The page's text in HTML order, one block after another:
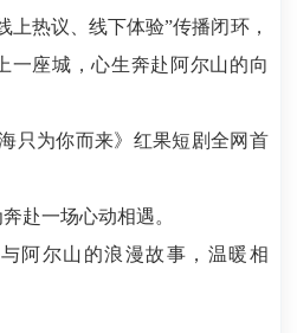
上热议、线下体验”传播闭环，
一座城，心生奔赴阿尔山的向
为你而来》红果短剧全网首
一场心动相遇。
尔山的浪漫故事，温暖相